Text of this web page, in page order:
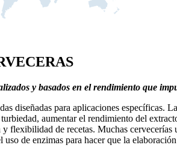
y basados ​​en el rendimiento que
diseñadas para aplicaciones específicas.
aumentar el rendimiento del
de recetas. Muchas
de enzimas para hacer que la